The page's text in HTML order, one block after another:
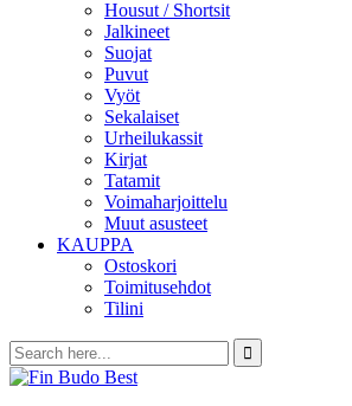
Housut / Shortsit
Jalkineet
Suojat
Puvut
Vyöt
Sekalaiset
Urheilukassit
Kirjat
Tatamit
Voimaharjoittelu
Muut asusteet
KAUPPA
Ostoskori
Toimitusehdot
Tilini